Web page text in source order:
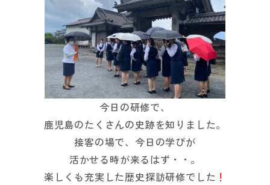
今日の研修で、
鹿児島のたくさんの史跡を知りました。
接客の場で、今日の学びが
活かせる時が来るはず・・。
楽しくも充実した歴史探訪研修でした ！